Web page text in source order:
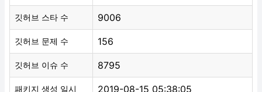
깃허브 스타 수 9006
깃허브 문제 수 156
깃허브 이슈 수 8795
패키지 생성 일시 2019-08-15 05:38:05